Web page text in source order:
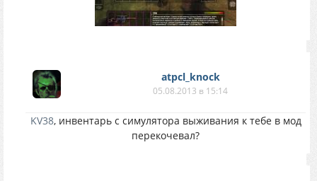
atpcl_knock
05.08.2013 в 15:14
KV38, инвентарь с симулятора выживания к тебе в мод
перекочевал?